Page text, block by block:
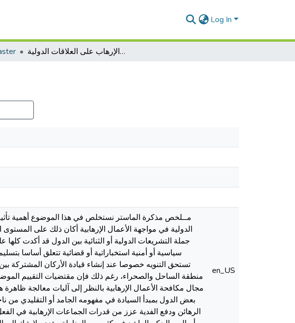
Log In
تأثير الإرهاب على العلاقات الدولية
مــلخص مذكرة الماستر نستخلص في هذا الموضوع أهمية
الدولية في مواجهة الأعمال الإرهابية أكان ذلك على المستوى
جملة التشريعات الدولية أو الثنائية بين الدول قد أكدت
سياسية أو أمنية استخباراتية أو قضائية تتعلق أساسا
منطقة الساحل والصحراء، رغم ذلك فإن مقتضيات التقييم
مجال مكافحة الأعمال الإرهابية بالنظر إلى آليات معالجة
بعض الدول بمبدأ السيادة في مفهومه الجامد أو التقليدي
الرهائن ودفع الفدية عزز من قدرات الجماعات الإرهابية في
en_US